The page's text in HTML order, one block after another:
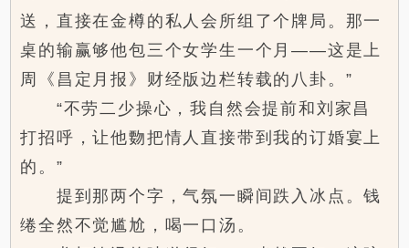
送，直接在金樽的私人会所组了个牌局。那一
桌的输赢够他包三个女学生一个月——这是上
周《昌定月报》财经版边栏转载的八卦。”
“不劳二少操心，我自然会提前和刘家昌
打招呼，让他覅把情人直接带到我的订婚宴上
的。”
提到那两个字，气氛一瞬间跌入冰点。钱
绻全然不觉尴尬，喝一口汤。